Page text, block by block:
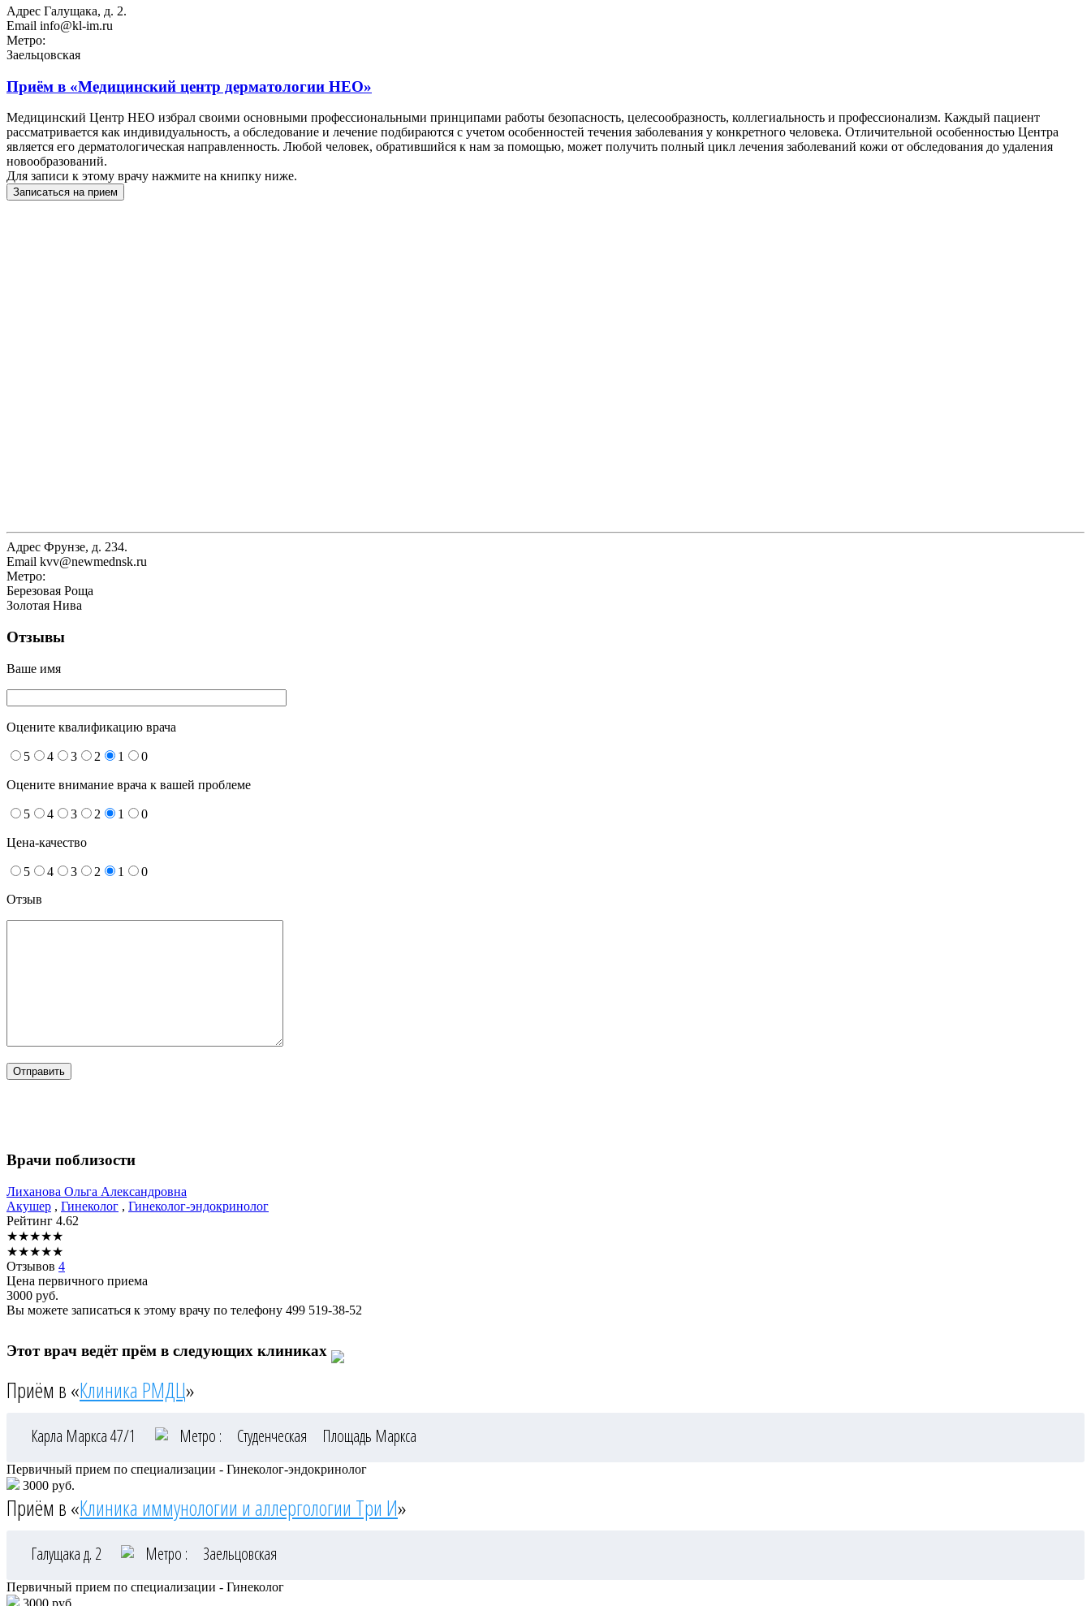
Адрес Галущака, д. 2.
Email info@kl-im.ru
Метро:
Заельцовская
Приём в «Медицинский центр дерматологии НЕО»
Медицинский Центр НЕО избрал своими основными профессиональными принципами работы безопасность, целесообразность, коллегиальность и профессионализм. Каждый пациент
рассматривается как индивидуальность, а обследование и лечение подбираются с учетом особенностей течения заболевания у конкретного человека. Отличительной особенностью Центра
является его дерматологическая направленность. Любой человек, обратившийся к нам за помощью, может получить полный цикл лечения заболеваний кожи от обследования до удаления
новообразований.
Для записи к этому врачу нажмите на книпку ниже.
Записаться на прием
Адрес Фрунзе, д. 234.
Email kvv@newmednsk.ru
Метро:
Березовая Роща
Золотая Нива
Отзывы
Ваше имя
Оцените квалификацию врача
5 4 3 2 1 0
Оцените внимание врача к вашей проблеме
5 4 3 2 1 0
Цена-качество
5 4 3 2 1
0
Отзыв
Врачи поблизости
Лиханова Ольга Александровна
Акушер , Гинеколог , Гинеколог-эндокринолог
Рейтинг 4.62
★★★★★
★★★★★
Отзывов 4
Цена первичного приема
3000 руб.
Вы можете записаться к этому врачу по телефону 499 519-38-52
Этот врач ведёт прём в следующих клиниках
Приём в «Клиника РМДЦ»
Карла Маркса 47/1 Метро : Студенческая Площадь Маркса
Первичный прием по специализации - Гинеколог-эндокринолог
3000 руб.
Приём в «Клиника иммунологии и аллергологии Три И»
Галущака д. 2 Метро : Заельцовская
Первичный прием по специализации - Гинеколог
3000 руб.